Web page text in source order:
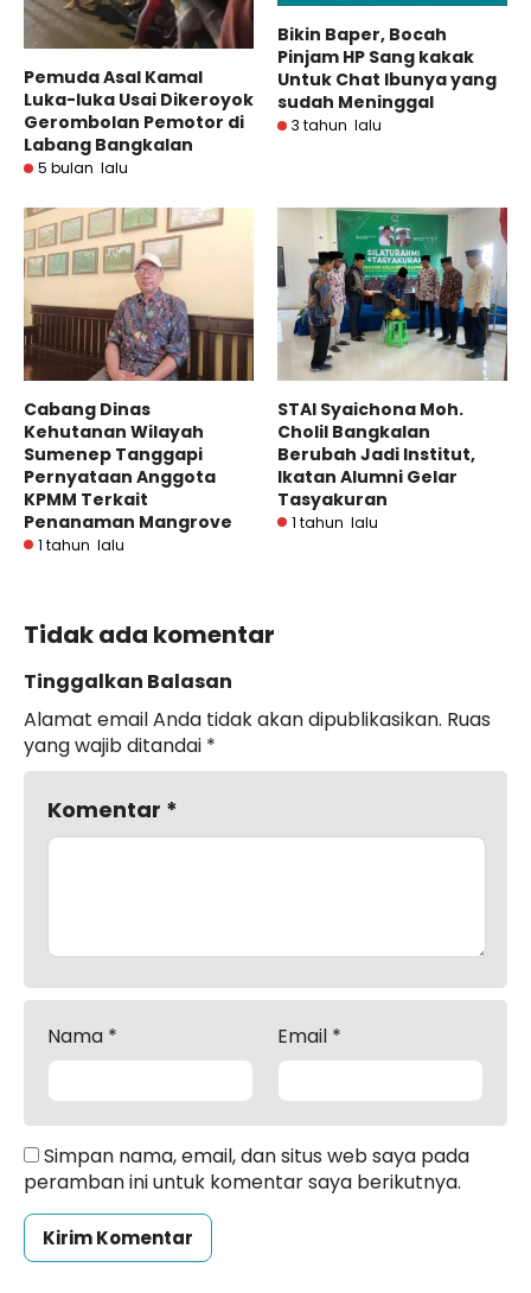
Pemuda Asal Kamal
Luka-luka Usai Dikeroyok
Gerombolan Pemotor di
Labang Bangkalan
5 bulan lalu
Bikin Baper, Bocah
Pinjam HP Sang kakak
Untuk Chat Ibunya yang
sudah Meninggal
3 tahun lalu
Cabang Dinas
Kehutanan Wilayah
Sumenep Tanggapi
Pernyataan Anggota
KPMM Terkait
Penanaman Mangrove
1 tahun lalu
STAI Syaichona Moh.
Cholil Bangkalan
Berubah Jadi Institut,
Ikatan Alumni Gelar
Tasyakuran
1 tahun lalu
Tidak ada komentar
Tinggalkan Balasan
Alamat email Anda tidak akan dipublikasikan. Ruas
yang wajib ditandai *
Komentar *
Nama * Email *
Simpan nama, email, dan situs web saya pada
peramban ini untuk komentar saya berikutnya.